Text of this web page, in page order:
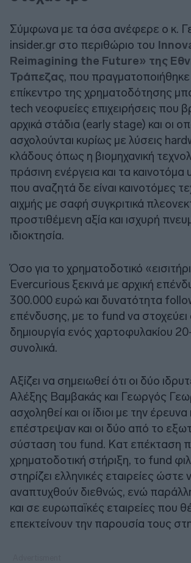
Σύμφωνα με τα όσα ανέφερε ο κ.
insider.gr στο περιθώριο του
Reimagining the Future» της
Τράπεζας, που
επίκεντρο της χρηματοδότησης
tech νεοφυείες επιχειρήσεις που
αρχικά στάδια (early stage) και οι
ασχολούνται κυρίως με λύσεις
κλάδους όπως η βιομηχανική
πράσινη ενέργεια και τα καινοτόμα
που αναζητά δε είναι καινοτόμες
αιχμής με σαφή συγκριτικά
προστιθέμενη αξία και ισχυρή
ιδιοκτησία.
Όσο για το χρηματοδοτικό
Evercurious ξεκινά με αρχική
300.000 ευρώ και δυνατότητα
επένδυσης, με το fund να στοχεύει
δημιουργία ενός χαρτοφυλακίου
συνολικά.
Αξίζει να σημειωθεί ότι οι δύο
Αλέξης Βαμβακάς και Γεωργός
ασχοληθεί και οι ίδιοι με την έρευνα
επέστρεψαν και οι δύο από το
σύσταση του fund. Κατ επέκταση
χρηματοδοτική στήριξη, το fund
στηρίζει ελληνικές εταιρείες ώστε
αναπτυχθούν διεθνώς, ενώ
και σε ευρωπαϊκές εταιρείες που
επεκτείνουν την παρουσία τους